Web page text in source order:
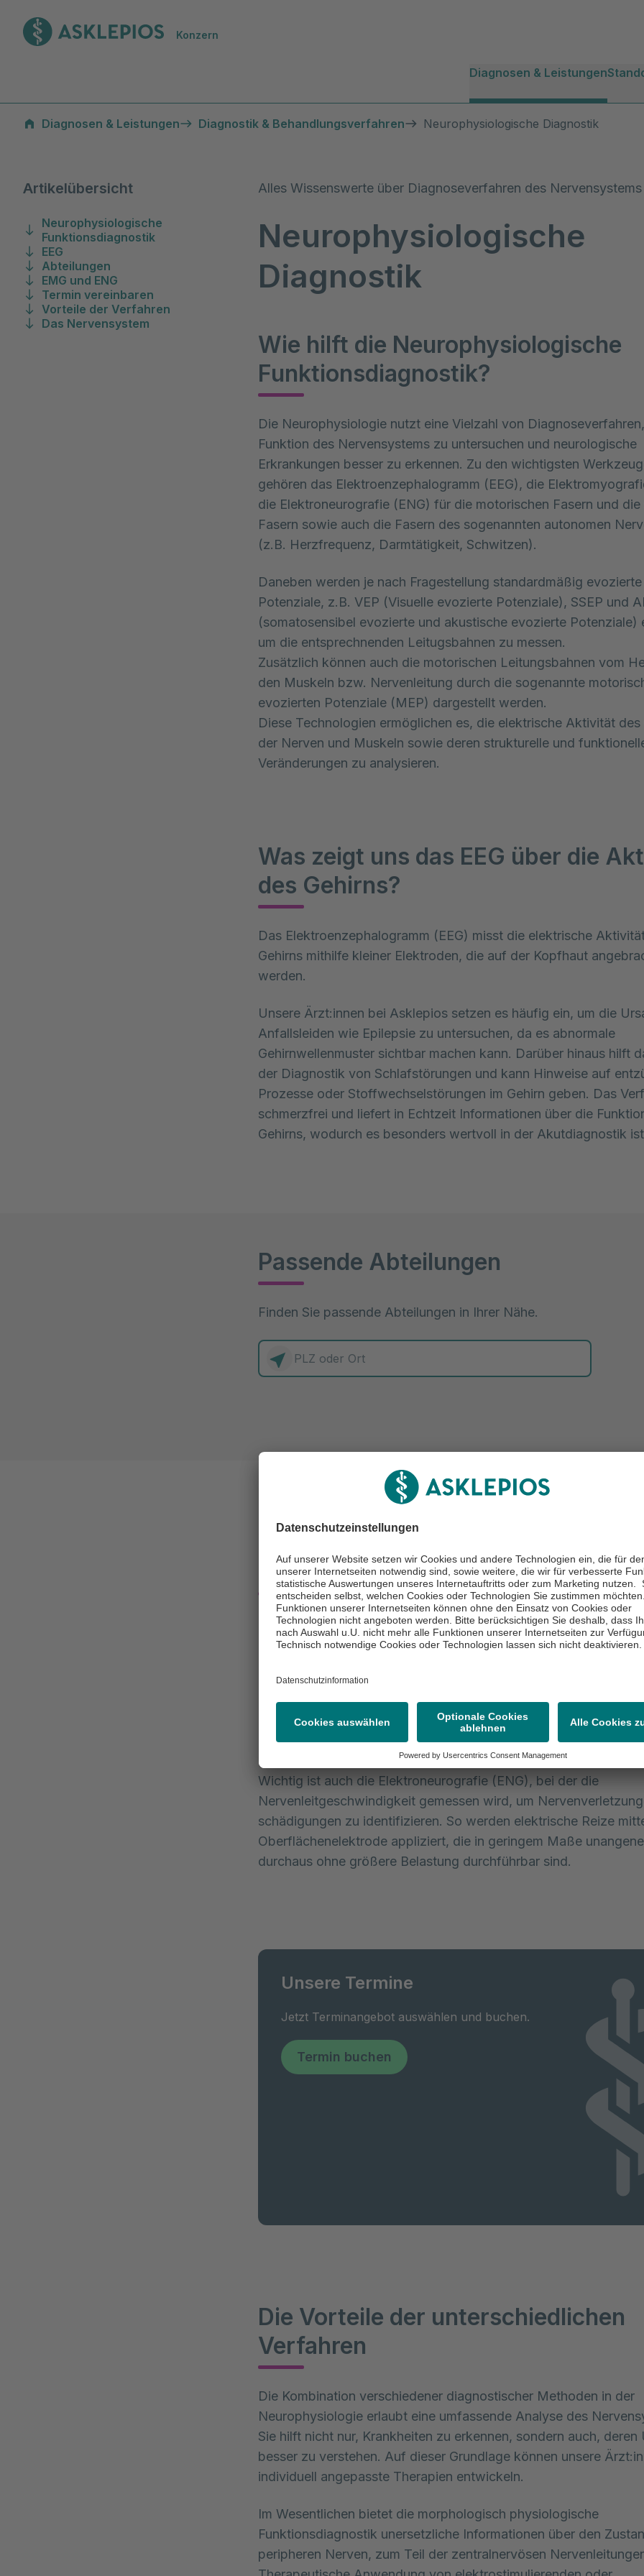
Konzern
Diagnosen & Leistungen
Diagnosen & Leistungen
Diagnostik & Behandlungsverfahren Neurophysiologische Diagnostik
Alles Wissenswerte über Diagnoseverfahren des Nervensystems
Neurophysiologische
Diagnostik
Artikelübersicht
Neurophysiologische
Funktionsdiagnostik
EEG
Abteilungen
EMG und ENG
Termin vereinbaren
Vorteile der Verfahren
Das Nervensystem
Wie hilft die Neurophysiologische
Funktionsdiagnostik?
Die Neurophysiologie nutzt eine Vielzahl von
Funktion des Nervensystems zu untersuchen und neurologische
Erkrankungen besser zu erkennen. Zu den wichtigsten
gehören das Elektroenzephalogramm (EEG), die
die Elektroneurografie (ENG) für die motorischen Fasern und die
Fasern sowie auch die Fasern des sogenannten autonomen
(z.B. Herzfrequenz, Darmtätigkeit, Schwitzen).
Daneben werden je nach Fragestellung standardmäßig evozierte
Potenziale, z.B. VEP (Visuelle evozierte Potenziale), SSEP und
(somatosensibel evozierte und akustische evozierte Potenziale)
um die entsprechnenden Leitugsbahnen zu messen.
Zusätzlich können auch die motorischen Leitungsbahnen vom
den Muskeln bzw. Nervenleitung durch die sogenannte
evozierten Potenziale (MEP) dargestellt werden.
Diese Technologien ermöglichen es, die elektrische Aktivität des
der Nerven und Muskeln sowie deren strukturelle und
Veränderungen zu analysieren.
Was zeigt uns das EEG über die
des Gehirns?
Das Elektroenzephalogramm (EEG) misst die elektrische
Gehirns mithilfe kleiner Elektroden, die auf der Kopfhaut
werden.
Unsere Ärzt:innen bei Asklepios setzen es häufig ein, um die
Anfallsleiden wie Epilepsie zu untersuchen, da es abnormale
Gehirnwellenmuster sichtbar machen kann. Darüber hinaus hilft
der Diagnostik von Schlafstörungen und kann Hinweise auf
Prozesse oder Stoffwechselstörungen im Gehirn geben. Das
schmerzfrei und liefert in Echtzeit Informationen über die
Gehirns, wodurch es besonders wertvoll in der Akutdiagnostik
Passende Abteilungen
Finden Sie passende Abteilungen in Ihrer Nähe.
Wie untersucht die EMG und die
Untersuchung von Muskeln und
Die Elektromyografie (EMG) analysiert die elektrische Aktivität
Muskeln und wird genutzt, um Erkrankungen des peripheren
Bei der Untersuchung werden feine Nadelelektroden in den
eingeführt, um dessen Aktivität in Ruhe und unter Belastung zu
Dies ist besonders hilfreich bei der Abklärung von Erkrankungen
Polyneuropathie, Myasthenie oder Muskeldystrophien.
Wichtig ist auch die Elektroneurografie (ENG), bei der die
Nervenleitgeschwindigkeit gemessen wird, um
schädigungen zu identifizieren. So werden elektrische Reize
Oberflächenelektrode appliziert, die in geringem Maße
durchaus ohne größere Belastung durchführbar sind.
Unsere Termine
Jetzt Terminangebot auswählen und buchen.
Termin buchen
Die Vorteile der unterschiedlichen
Verfahren
Die Kombination verschiedener diagnostischer Methoden in der
Neurophysiologie erlaubt eine umfassende Analyse des
Sie hilft nicht nur, Krankheiten zu erkennen, sondern auch, deren
besser zu verstehen. Auf dieser Grundlage können unsere
individuell angepasste Therapien entwickeln.
Im Wesentlichen bietet die morphologisch physiologische
Funktionsdiagnostik unersetzliche Informationen über den
peripheren Nerven, zum Teil der zentralnervösen